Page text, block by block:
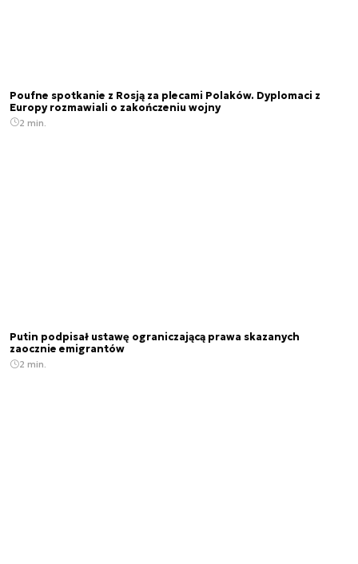
Poufne spotkanie z Rosją za plecami Polaków. Dyplomaci z
Europy rozmawiali o zakończeniu wojny
2 min.
Putin podpisał ustawę ograniczającą prawa skazanych
zaocznie emigrantów
2 min.